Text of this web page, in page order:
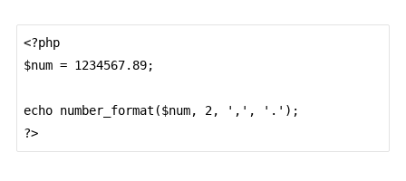
<?php
$num = 1234567.89;
echo number_format($num, 2, ',', '.');
?>